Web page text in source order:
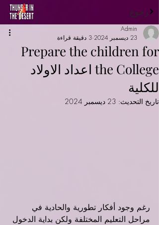
رجوع
Prepare the children for
the College اعداد الاولاد
للكلية
Admin
23 ديسمبر 2024
3 دقيقة قراءة
تاريخ التحديث: 23 ديسمبر 2024
رغم وجود أفكار تطورية والحادية في
مراحل التعليم المختلفة ولكن بداية الدخول